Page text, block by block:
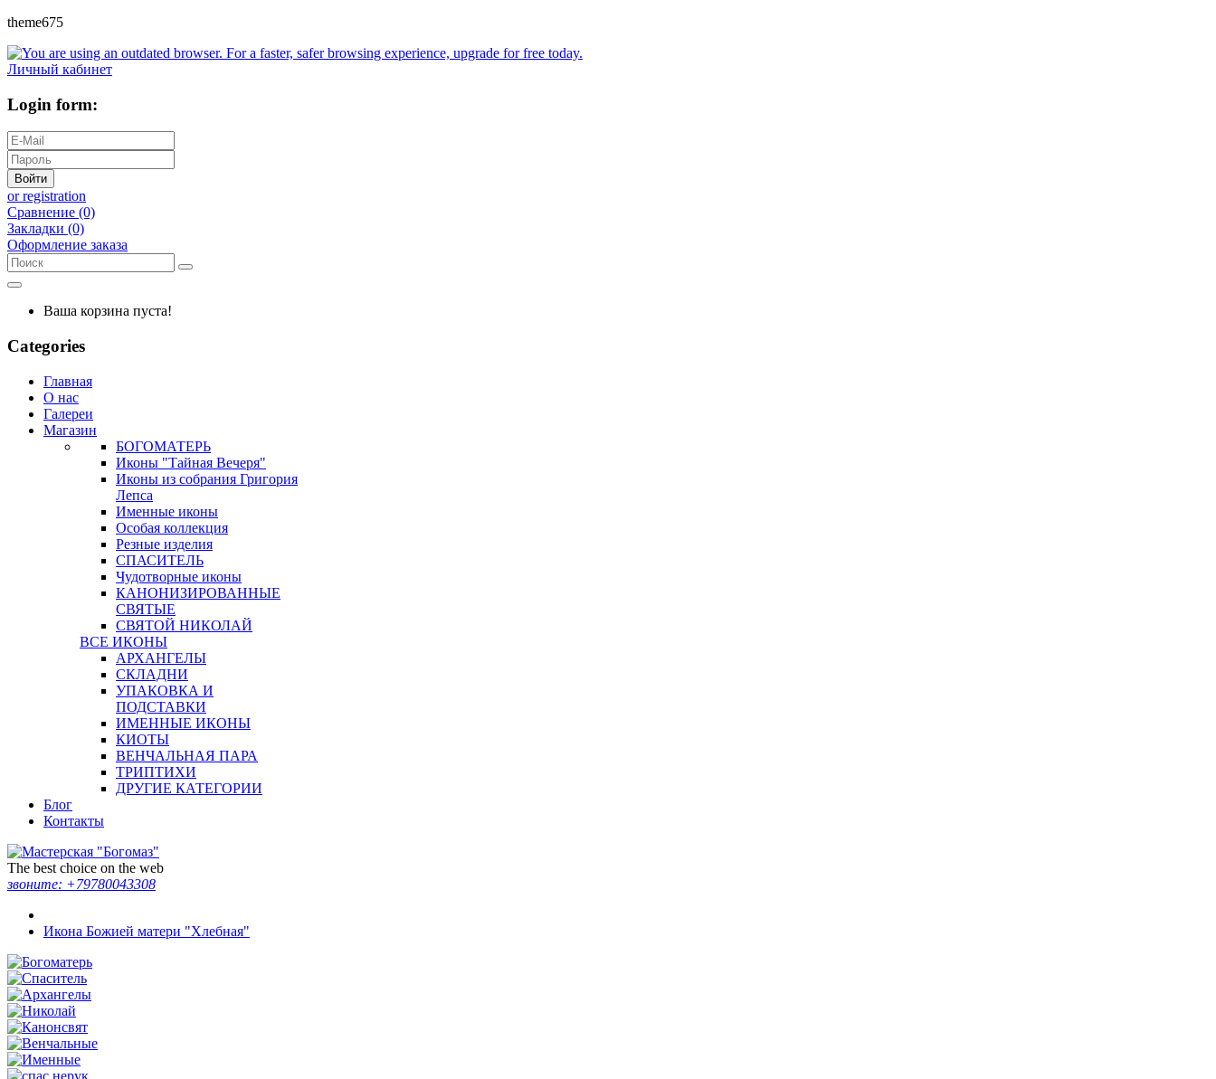
theme675
Личный кабинет
Login form:
Войти
or registration
Сравнение (0)
Закладки (0)
Оформление заказа
Ваша корзина пуста!
Categories
Главная
О нас
Галереи
Магазин
БОГОМАТЕРЬ
Иконы "Тайная Вечеря"
Иконы из собрания Григория
Лепса
Именные иконы
Особая коллекция
Резные изделия
СПАСИТЕЛЬ
Чудотворные иконы
КАНОНИЗИРОВАННЫЕ
СВЯТЫЕ
СВЯТОЙ НИКОЛАЙ
ВСЕ ИКОНЫ
АРХАНГЕЛЫ
СКЛАДНИ
УПАКОВКА И
ПОДСТАВКИ
ИМЕННЫЕ ИКОНЫ
КИОТЫ
ВЕНЧАЛЬНАЯ ПАРА
ТРИПТИХИ
ДРУГИЕ КАТЕГОРИИ
Блог
Контакты
The best choice on the web
звоните: +79780043308
Икона Божией матери "Хлебная"